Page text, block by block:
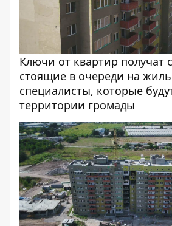
Ключи от квартир получат
стоящие в очереди на
специалисты, которые
территории громады